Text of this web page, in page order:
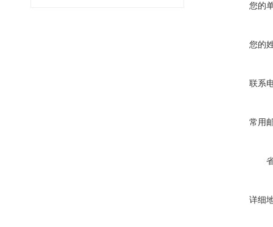
您的
您的
联系
常用
详细